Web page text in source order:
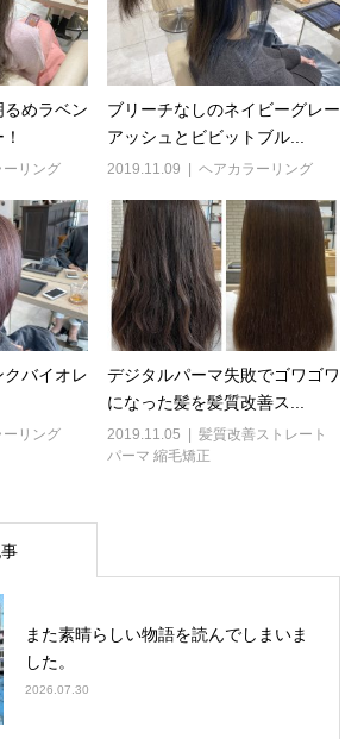
めラベン
ーリング
ブリーチなしのネイビーグレー
アッシュとビビットブル...
2019.11.09 ヘアカラーリング
バイオレ
ーリング
デジタルパーマ失敗でゴワゴワ
になった髪を髪質改善ス...
2019.11.05
髪質改善ストレート
パーマ 縮毛矯正
また素晴らしい物語を読んでしまいま
した。
2026.07.30